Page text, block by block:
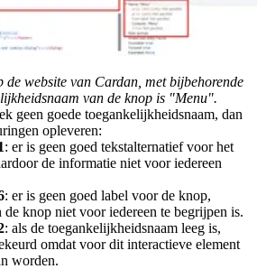
de website van Cardan, met bijbehorende
van de knop is "Menu".
geen goede toegankelijkheidsnaam, dan
opleveren:
: er is geen goed tekstalternatief voor het
de informatie niet voor iedereen
: er is geen goed label voor de knop,
knop niet voor iedereen te begrijpen is.
: als de toegankelijkheidsnaam leeg is,
omdat voor dit interactieve element
worden.